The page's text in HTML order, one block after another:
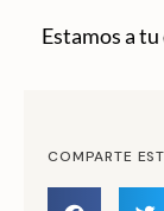
Estamos a
COMPARTE